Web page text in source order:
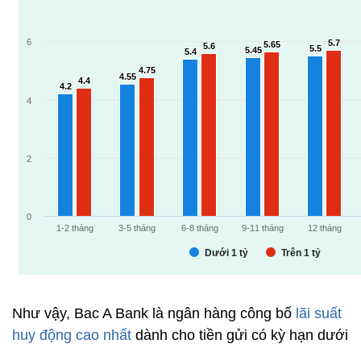
Như vậy, Bac A Bank là ngân hàng công bố lãi suất
huy động cao nhất dành cho tiền gửi có kỳ hạn dưới